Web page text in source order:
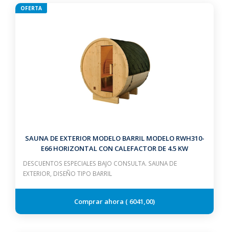
OFERTA
SAUNA DE EXTERIOR MODELO BARRIL MODELO RWH310-
E66 HORIZONTAL CON CALEFACTOR DE 4.5 KW
DESCUENTOS ESPECIALES BAJO CONSULTA. SAUNA DE
EXTERIOR, DISEÑO TIPO BARRIL
6041,00